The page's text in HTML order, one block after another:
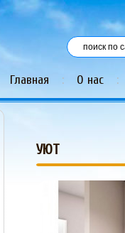
Главная : О нас :
УЮТ